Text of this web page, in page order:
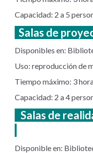
Capacidad: 2 a 5
Salas de
Disponibles en:
Uso: reproducción de
Tiempo máximo: 3
Capacidad: 2 a 4
Salas de
Disponible en: